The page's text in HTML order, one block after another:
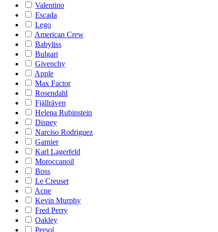
Valentino
Escada
Lego
American Crew
Babyliss
Bulgari
Givenchy
Apple
Max Factor
Rosendahl
Fjällräven
Helena Rubinstein
Disney
Narciso Rodriguez
Garnier
Karl Lagerfeld
Moroccanoil
Boss
Le Creuset
Acne
Kevin Murphy
Fred Perry
Oakley
Persol